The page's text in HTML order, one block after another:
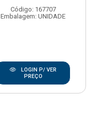
Código: 167707
Embalagem: UNIDADE
LOGIN P/ VER
PREÇO